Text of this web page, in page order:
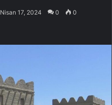
Nisan 17, 2024 0 0